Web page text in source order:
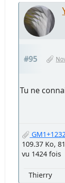
#95
Tu ne
109.37 Ko,
vu 1424 fois
Thierry